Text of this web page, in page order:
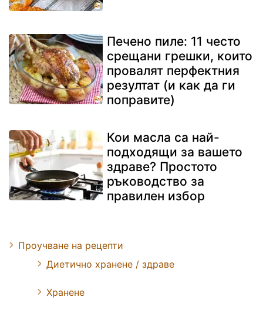
Печено пиле: 11 често
срещани грешки, които
провалят перфектния
резултат (и как да ги
поправите)
Кои масла са най-
подходящи за вашето
здраве? Простото
ръководство за
правилен избор
Проучване на рецепти
Диетично хранене / здраве
Хранене